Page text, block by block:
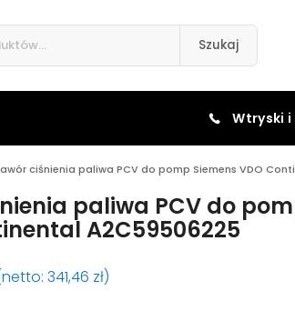
Szukaj
Wtryski i
ciśnienia paliwa PCV do pomp Siemens VDO
paliwa PCV do
A2C59506225
341,46 zł)